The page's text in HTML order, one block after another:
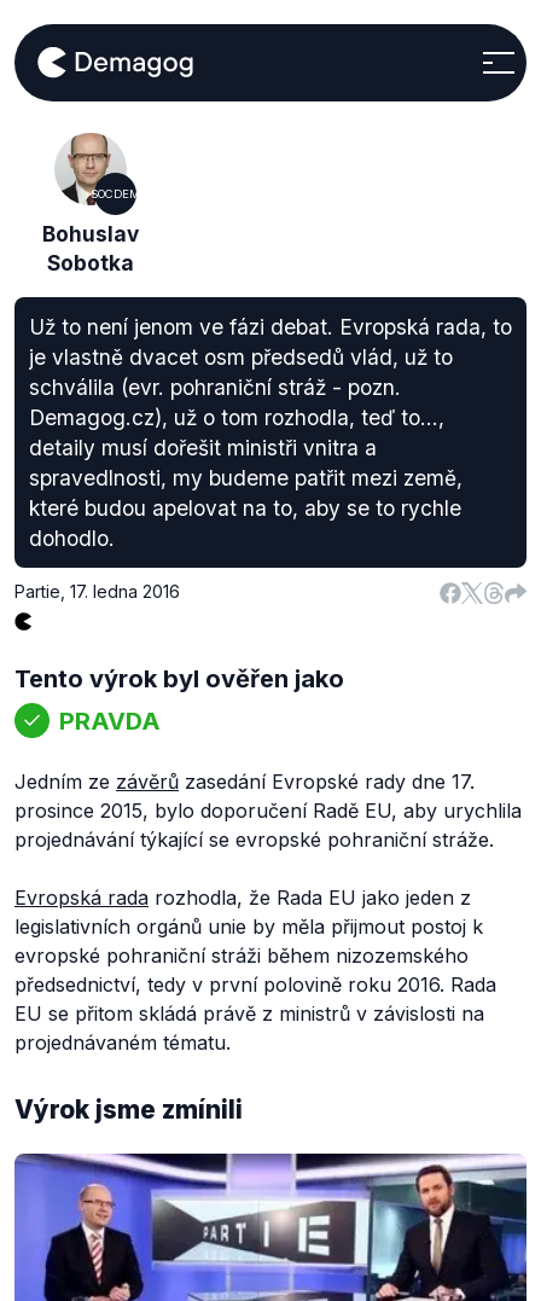
SOCDEM
Bohuslav
Sobotka
Už to není jenom ve fázi debat. Evropská rada, to
je vlastně dvacet osm předsedů vlád, už to
schválila (evr. pohraniční stráž - pozn.
Demagog.cz), už o tom rozhodla, teď to...,
detaily musí dořešit ministři vnitra a
spravedlnosti, my budeme patřit mezi země,
které budou apelovat na to, aby se to rychle
dohodlo.
Partie 17. ledna 2016
Tento výrok byl ověřen jako
PRAVDA
Jedním ze závěrů zasedání Evropské rady dne 17.
prosince 2015, bylo doporučení Radě EU, aby urychlila
projednávání týkající se evropské pohraniční stráže.
Evropská rada rozhodla, že Rada EU jako jeden z
legislativních orgánů unie by měla přijmout postoj k
evropské pohraniční stráži během nizozemského
předsednictví, tedy v první polovině roku 2016. Rada
EU se přitom skládá právě z ministrů v závislosti na
projednávaném tématu.
Výrok jsme zmínili